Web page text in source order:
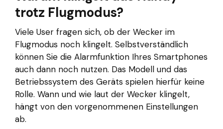
trotz Flugmodus?
Viele User fragen sich, ob der Wecker im
Flugmodus noch klingelt. Selbstverständlich
können Sie die Alarmfunktion Ihres Smartphones
auch dann noch nutzen. Das Modell und das
Betriebssystem des Geräts spielen hierfür keine
Rolle. Wann und wie laut der Wecker klingelt,
hängt von den vorgenommenen Einstellungen
ab.